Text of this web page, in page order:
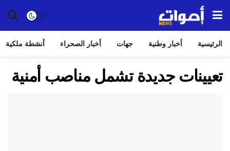
الرئيسية أخبار وطنية جهات أخبار الصحراء أنشطة ملكية
تعيينات جديدة تشمل مناصب أمنية